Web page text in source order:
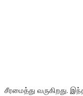
சீரமைத்து வருகிறது.